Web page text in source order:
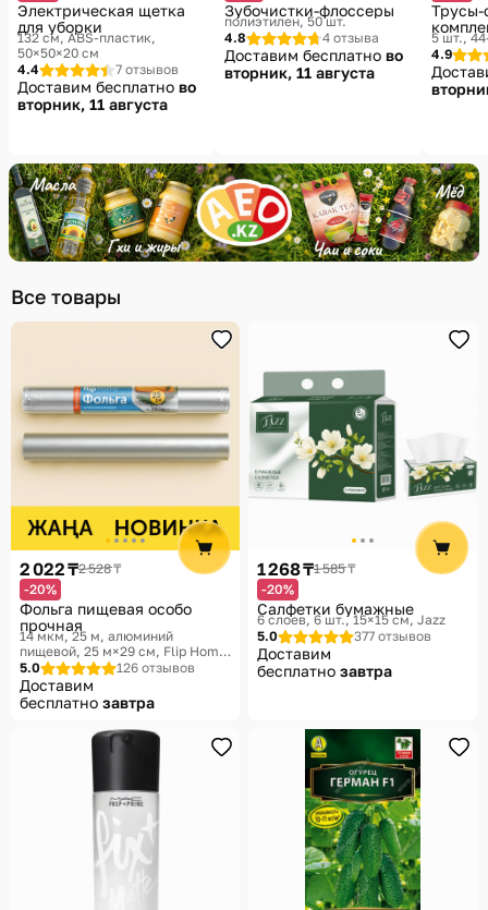
Электрическая щетка
для уборки
132 см, ABS-пластик,
50×50×20 см
4.4
7 отзывов
Доставим бесплатно во
вторник, 11 августа
Зубочистки-флоссеры
полиэтилен, 50 шт.
4.8
4 отзыва
Доставим бесплатно во
вторник, 11 августа
Трусы-
5 шт.,
4.9
Все товары
2 022 ₸2 528 ₸
-20%
Фольга пищевая особо
прочная
14 мкм, 25 м, алюминий
пищевой, 25 м×29 см Flip Home,
Порядок на кухне
5.0 126 отзывов
Доставим
бесплатно завтра
1 268 ₸1 585 ₸
-20%
Салфетки бумажные
6 слоев, 6 шт., 15×15 см Jazz
5.0
377 отзывов
Доставим
бесплатно завтра